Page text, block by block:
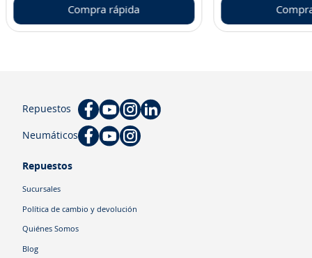
Compra rápida
Repuestos
Neumáticos
Repuestos
Sucursales
Política de cambio y devolución
Quiénes Somos
Blog